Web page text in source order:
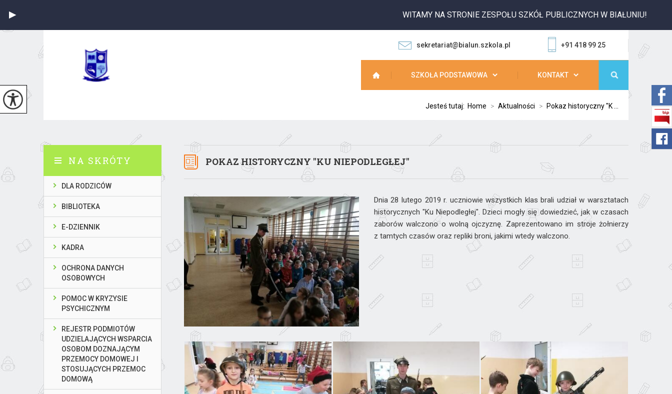
WITAMY NA STRONIE ZESPOŁU SZKÓŁ PUBLICZNYCH W BIAŁUNIU!
sekretariat@bialun.szkola.pl +91 418 99 25
SZKOŁA PODSTAWOWA KONTAKT
Jesteś tutaj: Home > Aktualności > Pokaz historyczny "K ...
POKAZ HISTORYCZNY "KU NIEPODLEGŁEJ"
Dnia 28 lutego 2019 r. uczniowie wszystkich klas brali udział w warsztatach
historycznych "Ku Niepodległej". Dzieci mogły się dowiedzieć, jak w czasach
zaborów walczono o wolną ojczyznę. Zaprezentowano im stroje żołnierzy
z tamtych czasów oraz repliki broni, jakimi wtedy walczono.
NA SKRÓTY
DLA RODZICÓW
BIBLIOTEKA
E-DZIENNIK
KADRA
OCHRONA DANYCH
OSOBOWYCH
POMOC W KRYZYSIE
PSYCHICZNYM
REJESTR PODMIOTÓW
UDZIELAJĄCYCH WSPARCIA
OSOBOM DOZNAJĄCYM
PRZEMOCY DOMOWEJ I
STOSUJĄCYCH PRZEMOC
DOMOWĄ